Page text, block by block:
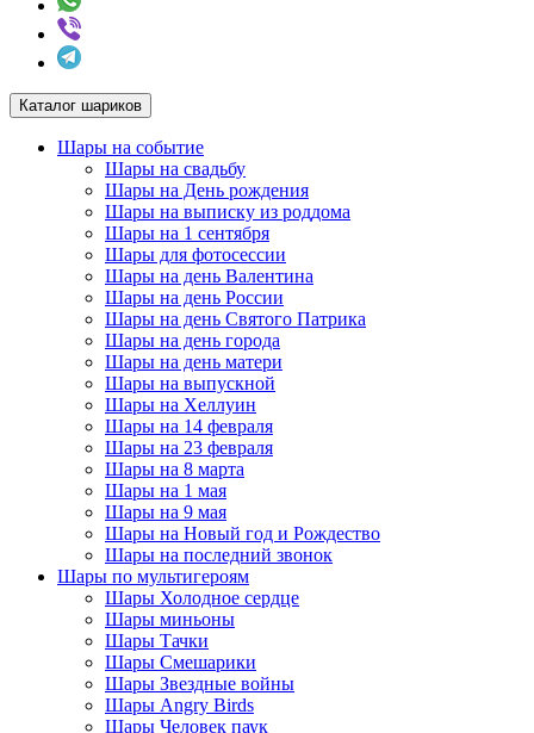
Каталог шариков
Шары на событие
Шары на свадьбу
Шары на День рождения
Шары на выписку из роддома
Шары на 1 сентября
Шары для фотосессии
Шары на день Валентина
Шары на день России
Шары на день Святого Патрика
Шары на день города
Шары на день матери
Шары на выпускной
Шары на Хеллуин
Шары на 14 февраля
Шары на 23 февраля
Шары на 8 марта
Шары на 1 мая
Шары на 9 мая
Шары на Новый год и Рождество
Шары на последний звонок
Шары по мультигероям
Шары Холодное сердце
Шары миньоны
Шары Тачки
Шары Смешарики
Шары Звездные войны
Шары Angry Birds
Шары Человек паук